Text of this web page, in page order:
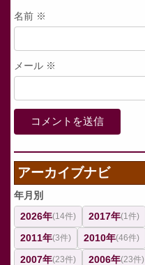
名前 ※
メール ※
アーカイブナビ
年月別
2026年(14件) 2017年(1件)
2011年(3件) 2010年(46件)
2007年(23件) 2006年(23件)